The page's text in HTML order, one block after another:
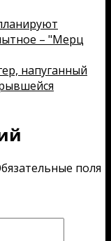
– "Мерц
напуганный
поля